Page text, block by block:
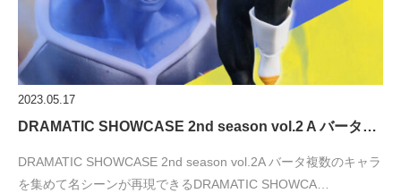
2023.05.17
DRAMATIC SHOWCASE 2nd season vol.2 A バータ…
DRAMATIC SHOWCASE 2nd season vol.2A バータ複数のキャラ
を集めて名シーンが再現できるDRAMATIC SHOWCA…